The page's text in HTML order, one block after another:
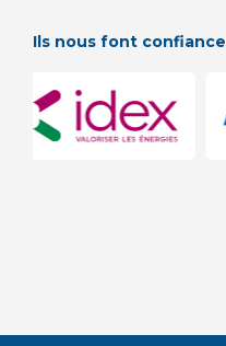
Ils nous font confiance